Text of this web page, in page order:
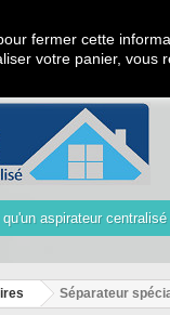
fermer cette
votre panier, vous
:Tél : 04 42 40 47 93 |
aspirateur centralisé
Séparateur